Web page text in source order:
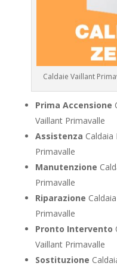
Caldaie Vaillant
Prima Accensione
Vaillant Primavalle
Assistenza
Primavalle
Manutenzione
Primavalle
Riparazione
Primavalle
Pronto Intervento
Vaillant Primavalle
Sostituzione